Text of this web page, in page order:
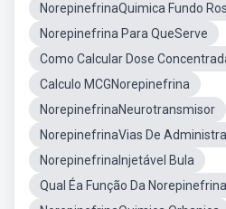
NorepinefrinaQuimica Fundo
Norepinefrina Para QueServe
Como Calcular Dose
Calculo MCGNorepinefrina
NorepinefrinaNeurotransmisor
NorepinefrinaVias De
NorepinefrinaInjetável Bula
Qual Éa Função Da Norepinefrina